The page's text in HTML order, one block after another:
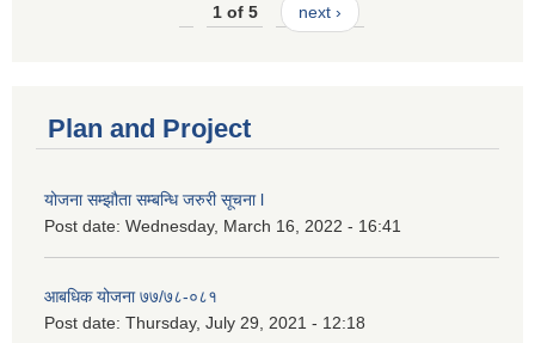
1 of 5 next ›
Plan and Project
योजना सम्झौता सम्बन्धि जरुरी सूचना l
Post date: Wednesday, March 16, 2022 - 16:41
आबधिक योजना ७७/७८-०८१
Post date: Thursday, July 29, 2021 - 12:18